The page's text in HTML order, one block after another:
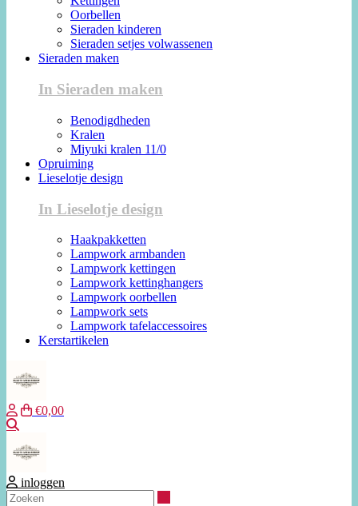
Oorbellen
Sieraden kinderen
Sieraden setjes volwassenen
Sieraden maken
In Sieraden maken
Benodigdheden
Kralen
Miyuki kralen 11/0
Opruiming
Lieselotje design
In Lieselotje design
Haakpakketten
Lampwork armbanden
Lampwork kettingen
Lampwork kettinghangers
Lampwork oorbellen
Lampwork sets
Lampwork tafelaccessoires
Kerstartikelen
€0,00
inloggen